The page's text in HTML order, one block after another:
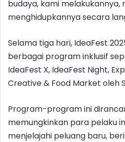
budaya, kami melakukannya,
menghidupkannya secara
Selama tiga hari, IdeaFest
berbagai program inklusif
IdeaFest X, IdeaFest Night,
Creative & Food Market oleh
Program-program ini
memungkinkan para pelaku
menjelajahi peluang baru,